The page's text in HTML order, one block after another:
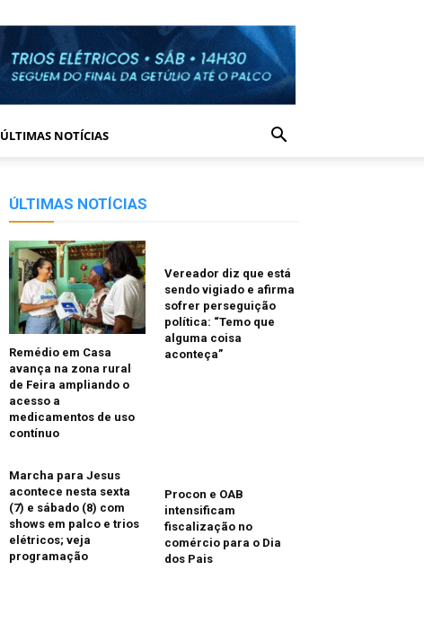
ÚLTIMAS NOTÍCIAS
ÚLTIMAS NOTÍCIAS
Remédio em Casa
avança na zona rural
de Feira ampliando o
acesso a
medicamentos de uso
contínuo
Vereador diz que está
sendo vigiado e afirma
sofrer perseguição
política: “Temo que
alguma coisa
aconteça”
Marcha para Jesus
acontece nesta sexta
(7) e sábado (8) com
shows em palco e trios
elétricos; veja
programação
Procon e OAB
intensificam
fiscalização no
comércio para o Dia
dos Pais